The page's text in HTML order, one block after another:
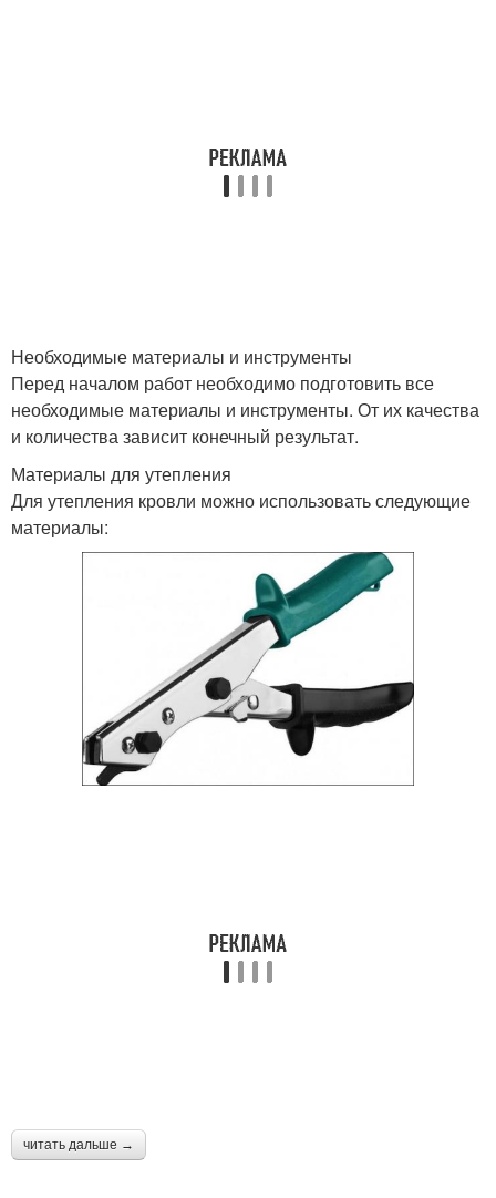
Необходимые материалы и инструменты
Перед началом работ необходимо подготовить все
необходимые материалы и инструменты. От их качества
и количества зависит конечный результат.
Материалы для утепления
Для утепления кровли можно использовать следующие
материалы:
читать дальше →